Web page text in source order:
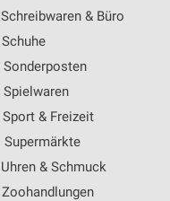
Schreibwaren & Büro
Schuhe
Sonderposten
Spielwaren
Sport & Freizeit
Supermärkte
Uhren & Schmuck
Zoohandlungen